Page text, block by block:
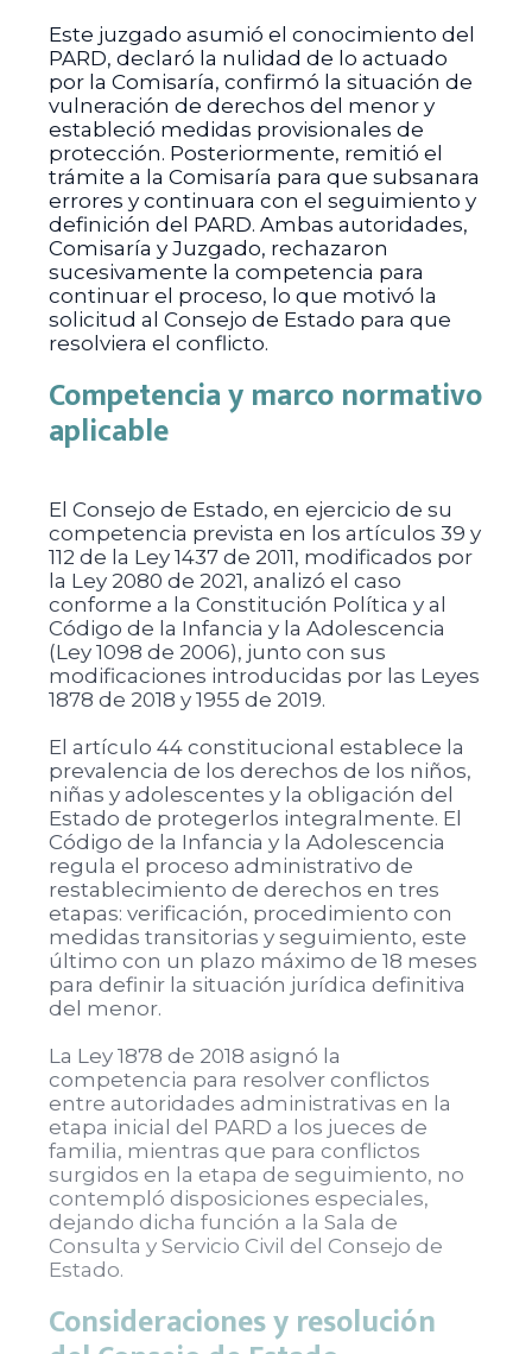
Este juzgado asumió el conocimiento del
PARD, declaró la nulidad de lo actuado
por la Comisaría, confirmó la situación de
vulneración de derechos del menor y
estableció medidas provisionales de
protección. Posteriormente, remitió el
trámite a la Comisaría para que subsanara
errores y continuara con el seguimiento y
definición del PARD. Ambas autoridades,
Comisaría y Juzgado, rechazaron
sucesivamente la competencia para
continuar el proceso, lo que motivó la
solicitud al Consejo de Estado para que
resolviera el conflicto.
Competencia y marco normativo
aplicable
El Consejo de Estado, en ejercicio de su
competencia prevista en los artículos 39 y
112 de la Ley 1437 de 2011, modificados por
la Ley 2080 de 2021, analizó el caso
conforme a la Constitución Política y al
Código de la Infancia y la Adolescencia
(Ley 1098 de 2006), junto con sus
modificaciones introducidas por las Leyes
1878 de 2018 y 1955 de 2019.
El artículo 44 constitucional establece la
prevalencia de los derechos de los niños,
niñas y adolescentes y la obligación del
Estado de protegerlos integralmente. El
Código de la Infancia y la Adolescencia
regula el proceso administrativo de
restablecimiento de derechos en tres
etapas: verificación, procedimiento con
medidas transitorias y seguimiento, este
último con un plazo máximo de 18 meses
para definir la situación jurídica definitiva
del menor.
La Ley 1878 de 2018 asignó la
competencia para resolver conflictos
entre autoridades administrativas en la
etapa inicial del PARD a los jueces de
familia, mientras que para conflictos
surgidos en la etapa de seguimiento, no
contempló disposiciones especiales,
dejando dicha función a la Sala de
Consulta y Servicio Civil del Consejo de
Estado.
Consideraciones y resolución